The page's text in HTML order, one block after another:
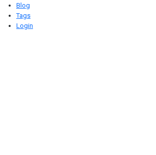
Blog
Tags
Login